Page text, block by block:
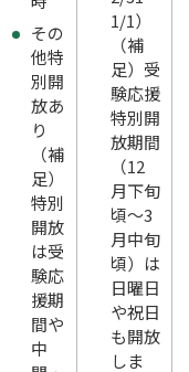
その
他特
別開
放あ
り
（補
足）
特別
開放
は受
験応
援期
間や
中
1/1）
（補
足）受
験応援
特別開
放期間
（12
月下旬
頃～3
月中旬
頃）は
日曜日
や祝日
も開放
しま